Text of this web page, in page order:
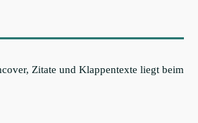
Zitate und Klappentexte liegt beim